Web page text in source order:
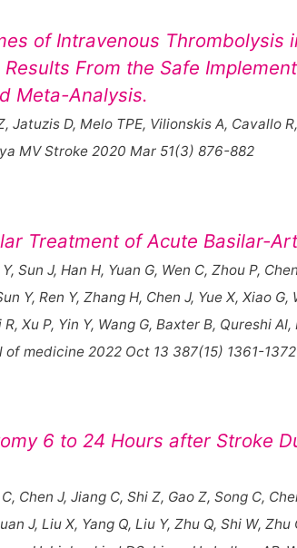
of Intravenous Thrombolysis
From the Safe
Meta-Analysis.
Jatuzis D, Melo TPE, Vilionskis A, Cavallo
MV Stroke 2020 Mar 51(3) 876-882
Treatment of Acute Basilar-
Sun J, Han H, Yuan G, Wen C, Zhou P,
Y, Ren Y, Zhang H, Chen J, Yue X, Xiao
Xu P, Yin Y, Wang G, Baxter B, Qureshi
of medicine 2022 Oct 13 387(15) 1361-1372
6 to 24 Hours after Stroke
Chen J, Jiang C, Shi Z, Gao Z, Song C,
J, Liu X, Yang Q, Liu Y, Zhu Q, Shi W,